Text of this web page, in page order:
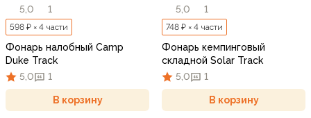
5,0
1
598 ₽ × 4 части
Фонарь налобный Camp
Duke Track
5,0
1
В корзину
5,0
1
748 ₽ × 4 части
Фонарь кемпинговый
складной Solar Track
5,0
1
В корзину